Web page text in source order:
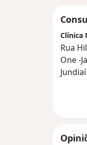
Clínica
Rua
One -